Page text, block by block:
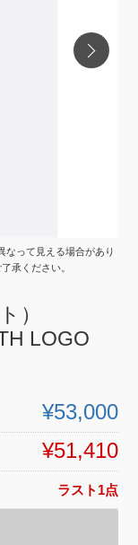
なって見える場合があり
承ください。
）
LOGO
¥53,000
¥51,410
ラスト1点